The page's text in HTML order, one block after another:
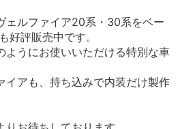
ェルファイア20系・30系をベー
好評販売中です。
ようにお使いいただける特別な車
イアも、持ち込みで内装だけ製作